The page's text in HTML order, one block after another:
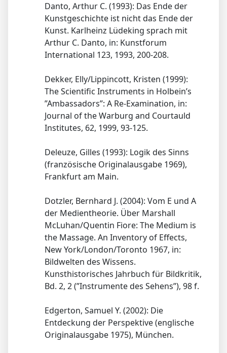
Danto, Arthur C. (1993): Das Ende der
Kunstgeschichte ist nicht das Ende der
Kunst. Karlheinz Lüdeking sprach mit
Arthur C. Danto, in: Kunstforum
International 123, 1993, 200-208.
Dekker, Elly/Lippincott, Kristen (1999):
The Scientific Instruments in Holbein’s
”Ambassadors”: A Re-Examination, in:
Journal of the Warburg and Courtauld
Institutes, 62, 1999, 93-125.
Deleuze, Gilles (1993): Logik des Sinns
(französische Originalausgabe 1969),
Frankfurt am Main.
Dotzler, Bernhard J. (2004): Vom E und A
der Medientheorie. Über Marshall
McLuhan/Quentin Fiore: The Medium is
the Massage. An Inventory of Effects,
New York/London/Toronto 1967, in:
Bildwelten des Wissens.
Kunsthistorisches Jahrbuch für Bildkritik,
Bd. 2, 2 (”Instrumente des Sehens”), 98 f.
Edgerton, Samuel Y. (2002): Die
Entdeckung der Perspektive (englische
Originalausgabe 1975), München.